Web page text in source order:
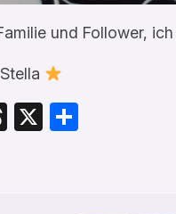
und Follower,
Threads
X